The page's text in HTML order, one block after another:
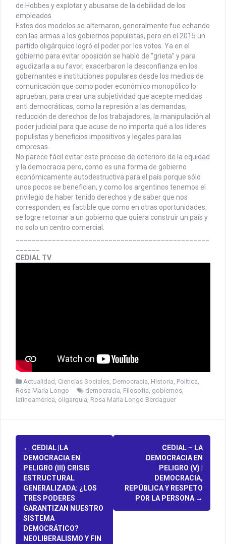
de Hobbes y explotar y abusarse de la debilidad de los
empleados.
Estos dos modelos se alternaron, generalmente fue echando
con las armas a los gobiernos populistas, pero en el 2015 un
partido oligárquico logró el poder por los votos. Ya en el
gobierno para evitar oposición se habló de “grieta” y para
agudizarla a su favor, exacerbaron la desconfianza en los
gobernantes e instituciones populares desde los medios de
comunicación que como poder económico monopólico lo
aprueban, para crear una subjetividad que acepte medidas
anti democráticas, como la represión a las demandas,
reducción de derechos de los trabajadores, la manipulación al
poder judicial para que acuse de no importa qué a los líderes
populistas y beneficios impositivos y legales para las
empresas.
No parece fácil evitar este proceso de deterioro de la equidad
y la democracia pero, como es una forma de gobierno
económicamente autodestructiva para el país porque sólo
unos pocos se benefician, y como los argentinos tenemos el
privilegio de haber tenido derechos y de saber que nos
corresponden, es factible que como en otras oportunidades,
se logre retornar a un gobierno que quiera construir un país y
no solo un centro comercial.
CEDIAL TV
Actualidad , Ciencias Sociales, Democracia, Historia, Política,
Rosa María Longo
democracia, Filosofía, gobiernos,
latinoamérica, oligarquía, Rosa María Longo Berdaguer
← CEDIAL |LA
DEMOCRACIA EN
PELIGRO (III) CRISIS
ESTRUCTURAL
GENERALIZADA: ¿LOS
TRES PODERES
GARANTIZAN NUESTRO
SISTEMA
DEMOCRÁTICO?
NEOLIBERALISMO Y FIN
CEDIAL – LA
DEMOCRACIA EN
PELIGRO (V) |
DEMOCRACIA,
REPÚBLICA Y RESPETO
POR LA PERSONA →